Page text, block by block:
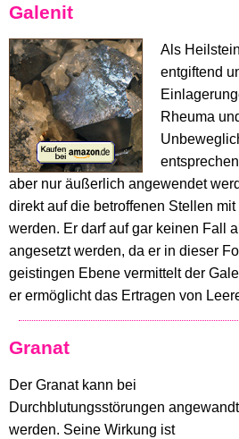
Galenit
Als
entgiftend
Rheuma
aber nur äußerlich angewendet
direkt auf die betroffenen Stellen
werden. Er darf auf gar keinen Fall
angesetzt werden, da er in dieser
geistingen Ebene vermittelt der
er ermöglicht das Ertragen von
Granat
Der Granat kann bei
Durchblutungsstörungen angewandt
werden. Seine Wirkung ist